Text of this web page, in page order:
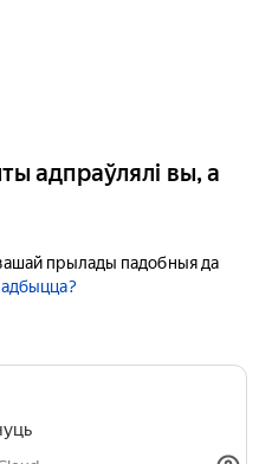
адпраўлялі вы, а
прылады падобныя да